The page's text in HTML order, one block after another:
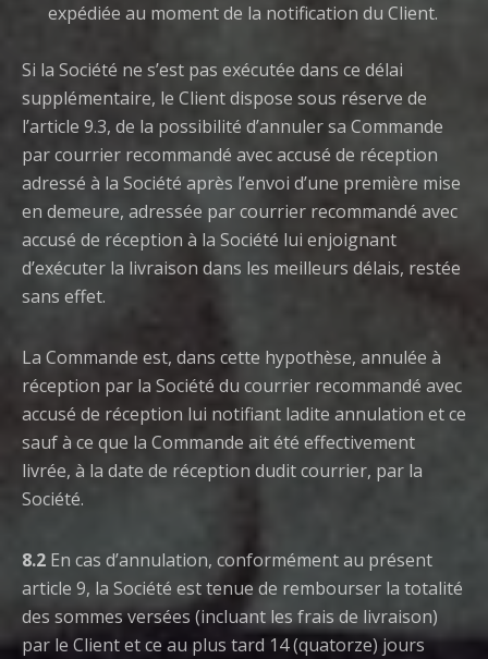
expédiée au moment de la notification du Client.
Si la Société ne s’est pas exécutée dans ce délai
supplémentaire, le Client dispose sous réserve de
l’article 9.3, de la possibilité d’annuler sa Commande
par courrier recommandé avec accusé de réception
adressé à la Société après l’envoi d’une première mise
en demeure, adressée par courrier recommandé avec
accusé de réception à la Société lui enjoignant
d’exécuter la livraison dans les meilleurs délais, restée
sans effet.
La Commande est, dans cette hypothèse, annulée à
réception par la Société du courrier recommandé avec
accusé de réception lui notifiant ladite annulation et ce
sauf à ce que la Commande ait été effectivement
livrée, à la date de réception dudit courrier, par la
Société.
8.2 En cas d’annulation, conformément au présent
article 9, la Société est tenue de rembourser la totalité
des sommes versées (incluant les frais de livraison)
par le Client et ce au plus tard 14 (quatorze) jours